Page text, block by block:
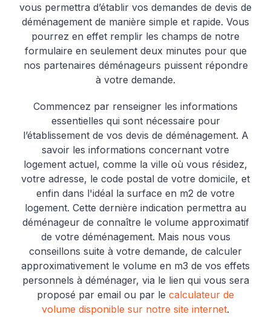
vous permettra d’établir vos demandes de devis de
déménagement de manière simple et rapide. Vous
pourrez en effet remplir les champs de notre
formulaire en seulement deux minutes pour que
nos partenaires déménageurs puissent répondre
à votre demande.
Commencez par renseigner les informations
essentielles qui sont nécessaire pour
l’établissement de vos devis de déménagement. A
savoir les informations concernant votre
logement actuel, comme la ville où vous résidez,
votre adresse, le code postal de votre domicile, et
enfin dans l'idéal la surface en m2 de votre
logement. Cette dernière indication permettra au
déménageur de connaître le volume approximatif
de votre déménagement. Mais nous vous
conseillons suite à votre demande, de calculer
approximativement le volume en m3 de vos effets
personnels à déménager, via le lien qui vous sera
proposé par email ou par le calculateur de
volume disponible sur notre site internet.